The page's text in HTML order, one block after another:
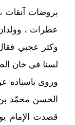
بروضات آنقات ،
عطرات ،
وكثر عجبي
لسنا في خان
وروى باسناده
الحسن محمّد
قصدت الإمام